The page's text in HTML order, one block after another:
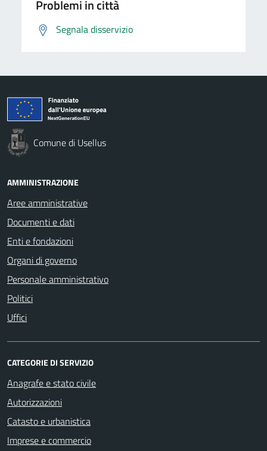
Problemi in città
Segnala disservizio
Comune di Usellus
AMMINISTRAZIONE
Aree amministrative
Documenti e dati
Enti e fondazioni
Organi di governo
Personale amministrativo
Politici
Uffici
CATEGORIE DI SERVIZIO
Anagrafe e stato civile
Autorizzazioni
Catasto e urbanistica
Imprese e commercio